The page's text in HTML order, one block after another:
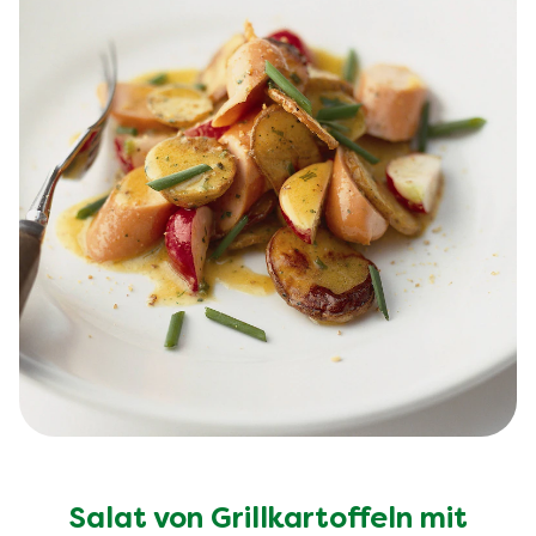
Salat von Grillkartoffeln mit